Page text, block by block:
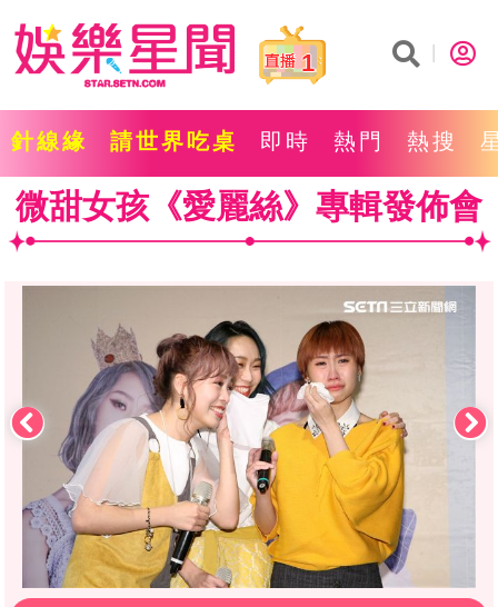
1
針線緣 請世界吃桌 即時 熱門 熱搜
微甜女孩《愛麗絲》專輯發佈會